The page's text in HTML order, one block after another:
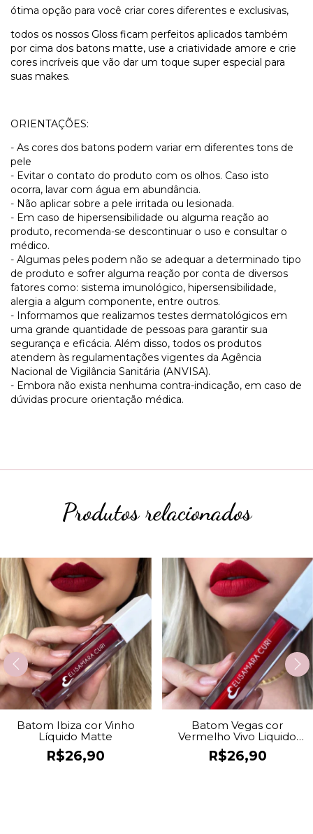
ótima opção para você criar cores diferentes e exclusivas,
todos os nossos Gloss ficam perfeitos aplicados também
por cima dos batons matte, use a criatividade amore e crie
cores incríveis que vão dar um toque super especial para
suas makes.
ORIENTAÇÕES:
- As cores dos batons podem variar em diferentes tons de
pele
- Evitar o contato do produto com os olhos. Caso isto
ocorra, lavar com água em abundância.
- Não aplicar sobre a pele irritada ou lesionada.
- Em caso de hipersensibilidade ou alguma reação ao
produto, recomenda-se descontinuar o uso e consultar o
médico.
- Algumas peles podem não se adequar a determinado tipo
de produto e sofrer alguma reação por conta de diversos
fatores como: sistema imunológico, hipersensibilidade,
alergia a algum componente, entre outros.
- Informamos que realizamos testes dermatológicos em
uma grande quantidade de pessoas para garantir sua
segurança e eficácia. Além disso, todos os produtos
atendem às regulamentações vigentes da Agência
Nacional de Vigilância Sanitária (ANVISA).
- Embora não exista nenhuma contra-indicação, em caso de
dúvidas procure orientação médica.
Produtos relacionados
Batom Ibiza cor Vinho
Líquido Matte
R$26,90
Batom Vegas cor
Vermelho Vivo Liquido
Matte
R$26,90